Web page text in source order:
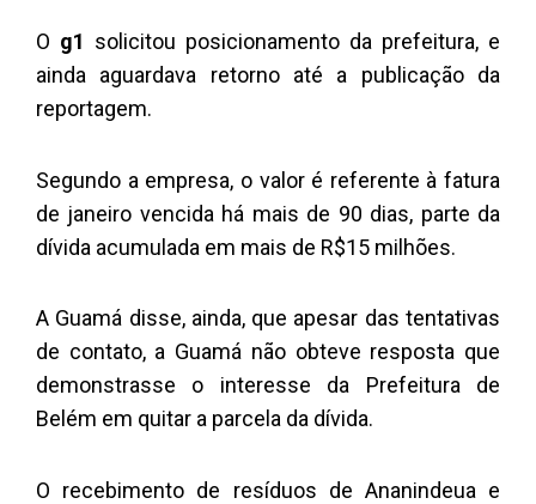
O g1 solicitou posicionamento da prefeitura, e
ainda aguardava retorno até a publicação da
reportagem.
Segundo a empresa, o valor é referente à fatura
de janeiro vencida há mais de 90 dias, parte da
dívida acumulada em mais de R$15 milhões.
A Guamá disse, ainda, que apesar das tentativas
de contato, a Guamá não obteve resposta que
demonstrasse o interesse da Prefeitura de
Belém em quitar a parcela da dívida.
O recebimento de resíduos de Ananindeua e